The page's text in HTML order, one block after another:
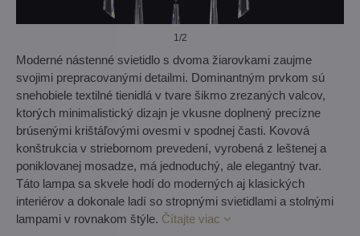
1/2
Moderné nástenné svietidlo s dvoma žiarovkami zaujme
svojimi prepracovanými detailmi. Dominantným prvkom sú
snehobiele textilné tienidlá v tvare šikmo zrezaných valcov,
ktorých minimalistický dizajn je vkusne doplnený precízne
brúsenými krištáľovými ovesmi v spodnej časti. Kovová
konštrukcia v striebornom prevedení, vyrobená z leštenej a
poniklovanej mosadze, má jednoduchý, ale elegantný tvar.
Táto lampa sa skvele hodí do moderných aj klasických
interiérov a dokonale ladí so stropnými svietidlami a stolnými
lampami v rovnakom štýle. Čítajte viac